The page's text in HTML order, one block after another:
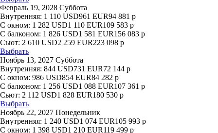
Февраль 19, 2028 Суббота
Внутренняя: 1 110 USD961 EUR94 881 р
С окном: 1 282 USD1 110 EUR109 583 р
С балконом: 1 826 USD1 581 EUR156 083 р
Сьют: 2 610 USD2 259 EUR223 098 р
Выбрать
Ноябрь 13, 2027 Суббота
Внутренняя: 844 USD731 EUR72 144 р
С окном: 986 USD854 EUR84 282 р
С балконом: 1 256 USD1 088 EUR107 361 р
Сьют: 2 112 USD1 828 EUR180 530 р
Выбрать
Ноябрь 22, 2027 Понедельник
Внутренняя: 1 240 USD1 074 EUR105 993 р
С окном: 1 398 USD1 210 EUR119 499 р